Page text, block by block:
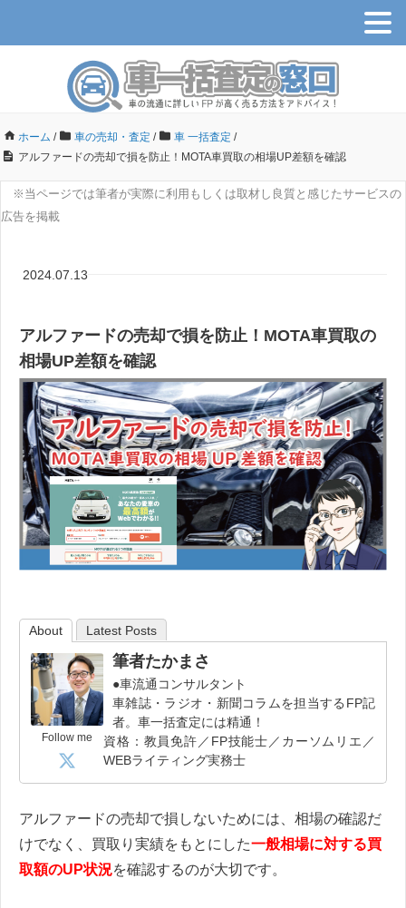
ホーム / 車の売却・査定 / 車 一括査定 /
アルファードの売却で損を防止！MOTA車買取の相場UP差額を確認
※当ページでは筆者が実際に利用もしくは取材し良質と感じたサービスの
広告を掲載
2024.07.13
アルファードの売却で損を防止！MOTA車買取の
相場UP差額を確認
About Latest Posts
Follow me
筆者たかまさ
●車流通コンサルタント
車雑誌・ラジオ・新聞コラムを担当するFP記
者。車一括査定には精通！
資格：教員免許／FP技能士／カーソムリエ／
WEBライティング実務士
アルファードの売却で損しないためには、相場の確認だ
けでなく、買取り実績をもとにした一般相場に対する買
取額のUP状況を確認するのが大切です。